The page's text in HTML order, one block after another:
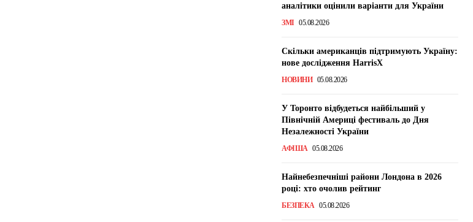
аналітики оцінили варіанти для України
ЗМІ 05.08.2026
Скільки американців підтримують Україну:
нове дослідження HarrisX
НОВИНИ 05.08.2026
У Торонто відбудеться найбільший у
Північній Америці фестиваль до Дня
Незалежності України
АФІША 05.08.2026
Найнебезпечніші райони Лондона в 2026
році: хто очолив рейтинг
БЕЗПЕКА 05.08.2026